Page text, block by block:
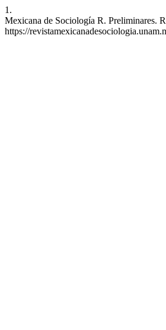
1.
Mexicana de Sociología R. Preliminares.
https://